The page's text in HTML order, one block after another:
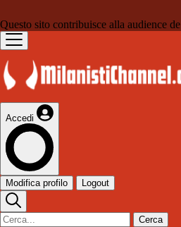
Questo sito contribuisce alla audience de
Accedi
Modifica profilo Logout
Cerca